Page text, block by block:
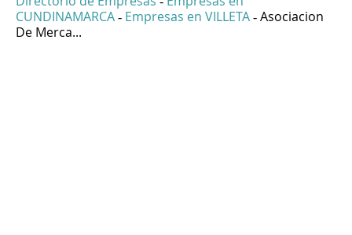
CUNDINAMARCA - Empresas en VILLETA - Asociacion
De Merca...